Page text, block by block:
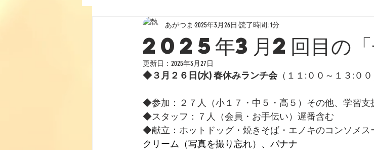
2025年3月2回目の「
あがつま 2025年3月26日 読了時間: 1分
更新日： 2025年3月27日
◆３月２６日(水) 春休みランチ会（１１:００～１３:００
◆参加：２７人（小１７・中５・高５）その他、学習支
◆スタッフ：７人（会員・お手伝い）遅番含む
◆献立：ホットドッグ・焼きそば・エノキのコンソメス
クリーム（写真を撮り忘れ）、バナナ